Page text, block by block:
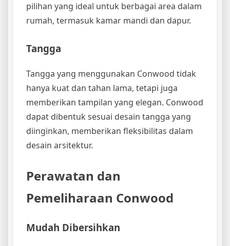
pilihan yang ideal untuk berbagai area dalam
rumah, termasuk kamar mandi dan dapur.
Tangga
Tangga yang menggunakan Conwood tidak
hanya kuat dan tahan lama, tetapi juga
memberikan tampilan yang elegan. Conwood
dapat dibentuk sesuai desain tangga yang
diinginkan, memberikan fleksibilitas dalam
desain arsitektur.
Perawatan dan
Pemeliharaan Conwood
Mudah Dibersihkan